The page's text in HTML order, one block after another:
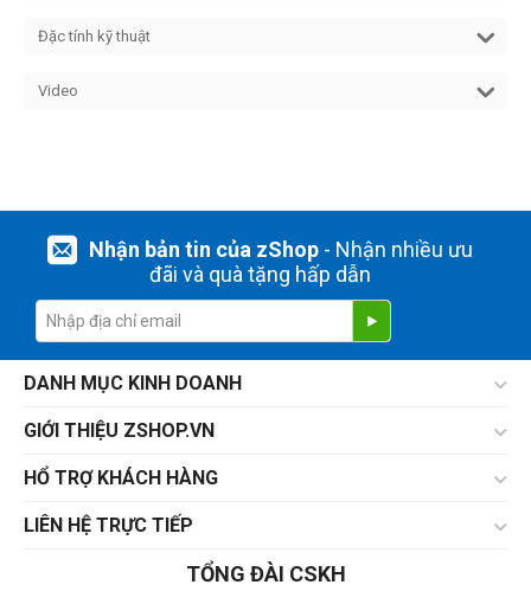
Đặc tính kỹ thuật
Video
Nhận bản tin của zShop- Nhận nhiều ưu
đãi và quà tặng hấp dẫn
DANH MỤC KINH DOANH
GIỚI THIỆU ZSHOP.VN
HỔ TRỢ KHÁCH HÀNG
LIÊN HỆ TRỰC TIẾP
TỔNG ĐÀI CSKH